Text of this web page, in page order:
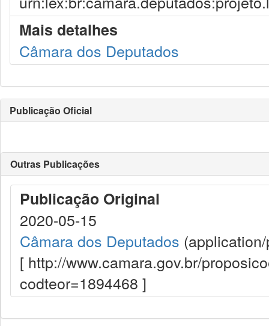
Mais detalhes
Câmara dos Deputados
Publicação Oficial
Outras Publicações
Publicação Original
2020-05-15
Câmara dos Deputados
[ http://www.camara.gov.br/
codteor=1894468 ]